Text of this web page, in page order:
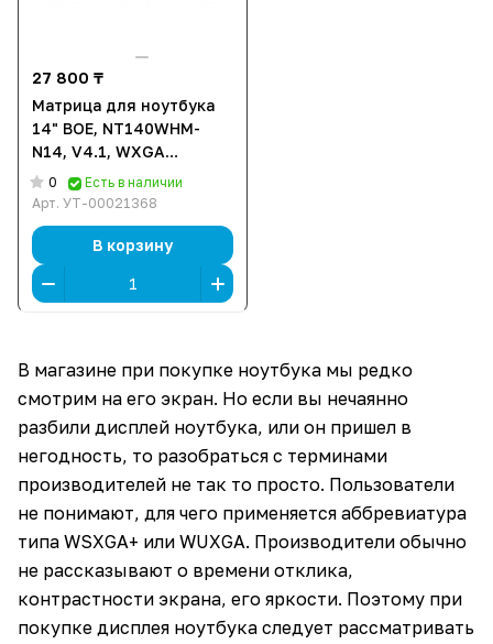
27 800 ₸
Матрица для ноутбука
14" BOE, NT140WHM-
N14, V4.1, WXGA
1366x768, LED
0
Есть в наличии
Арт. УТ-00021368
В корзину
В магазине при покупке ноутбука мы редко
смотрим на его экран. Но если вы нечаянно
разбили дисплей ноутбука, или он пришел в
негодность, то разобраться с терминами
производителей не так то просто. Пользователи
не понимают, для чего применяется аббревиатура
типа WSXGA+ или WUXGA. Производители обычно
не рассказывают о времени отклика,
контрастности экрана, его яркости. Поэтому при
покупке дисплея ноутбука следует рассматривать